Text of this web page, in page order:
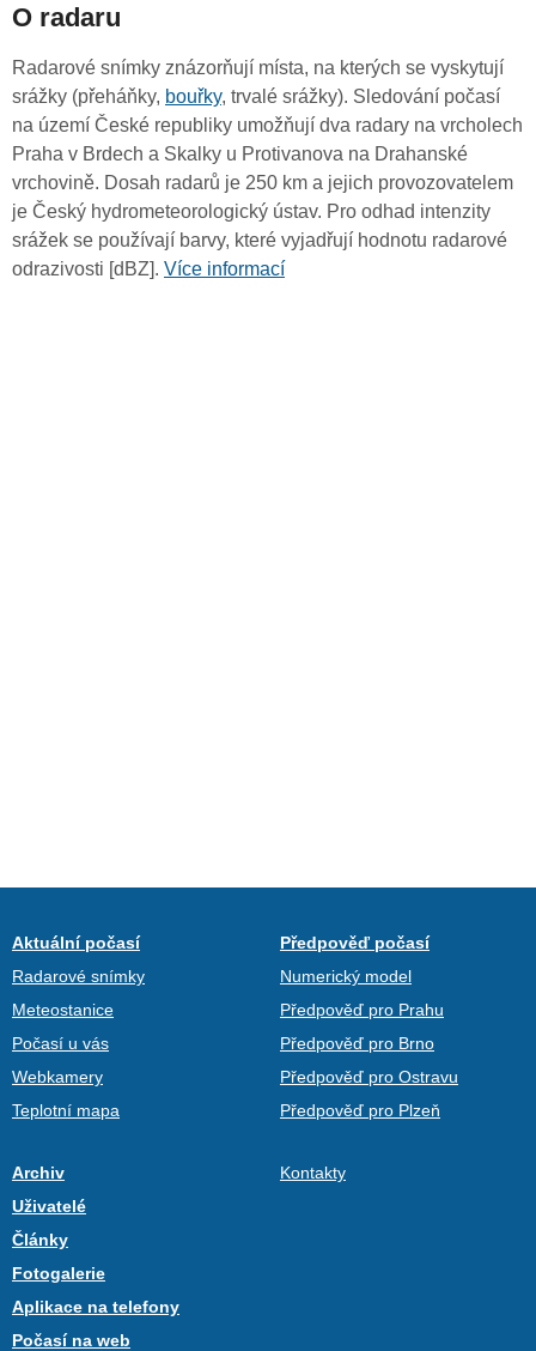
O radaru
Radarové snímky znázorňují místa, na kterých se vyskytují
srážky (přeháňky, bouřky, trvalé srážky). Sledování počasí
na území České republiky umožňují dva radary na vrcholech
Praha v Brdech a Skalky u Protivanova na Drahanské
vrchovině. Dosah radarů je 250 km a jejich provozovatelem
je Český hydrometeorologický ústav. Pro odhad intenzity
srážek se používají barvy, které vyjadřují hodnotu radarové
odrazivosti [dBZ]. Více informací
Aktuální počasí
Radarové snímky
Meteostanice
Počasí u vás
Webkamery
Teplotní mapa
Předpověď počasí
Numerický model
Předpověď pro Prahu
Předpověď pro Brno
Předpověď pro Ostravu
Předpověď pro Plzeň
Archiv
Uživatelé
Články
Fotogalerie
Aplikace na telefony
Počasí na web
Kontakty